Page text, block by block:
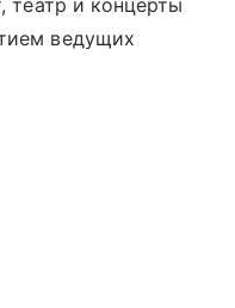
ведущих